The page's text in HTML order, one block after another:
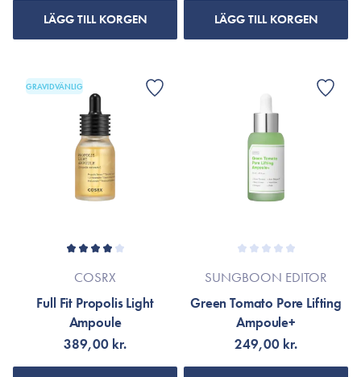
LÄGG TILL KORGEN LÄGG TILL KORGEN
GRAVIDVÄNLIG
COSRX
Full Fit Propolis Light
Ampoule
389,00 kr.
SUNGBOON EDITOR
Green Tomato Pore Lifting
Ampoule+
249,00 kr.